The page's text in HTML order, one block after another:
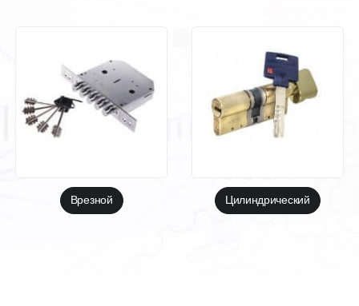
Врезной Цилиндрический